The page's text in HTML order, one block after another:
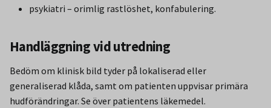
psykiatri – orimlig rastlöshet, konfabulering.
Handläggning vid utredning
Bedöm om klinisk bild tyder på lokaliserad eller
generaliserad klåda, samt om patienten uppvisar primära
hudförändringar. Se över patientens läkemedel.